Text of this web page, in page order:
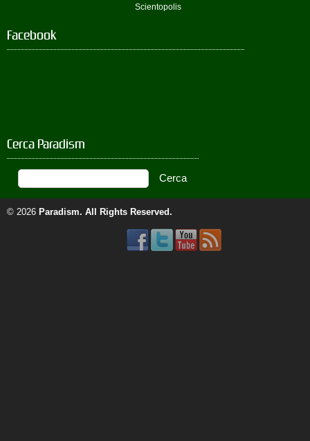
Scientopolis
Facebook
Cerca Paradism
© 2026 Paradism. All Rights Reserved.